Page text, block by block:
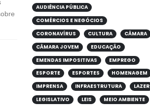
AUDIÊNCIA PÚBLICA
COMÉRCIOS E NEGÓCIOS
CORONAVÍRUS
CULTURA
CÂMARA
CÂMARA JOVEM
EDUCAÇÃO
EMENDAS IMPOSITIVAS
EMPREGO
ESPORTE
ESPORTES
HOMENAGEM
IMPRENSA
INFRAESTRUTURA
LAZER
LEGISLATIVO
LEIS
MEIO AMBIENTE